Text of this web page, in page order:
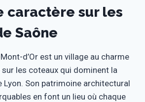
caractère sur les
Saône
d’Or est un village au charme
les coteaux qui dominent la
Lyon. Son patrimoine architectural
en font un lieu où chaque